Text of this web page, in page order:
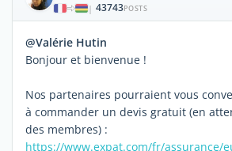
| 43743POSTS
@Valérie Hutin
Bonjour et bienvenue !
Nos partenaires pourraient vous
à commander un devis gratuit (en
des membres) :
https://www.expat.com/fr/assurance/